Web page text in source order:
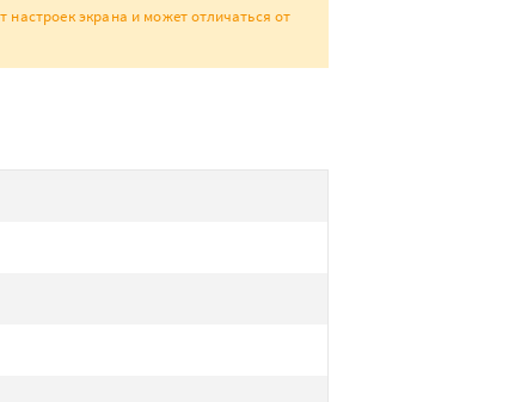
экрана и может отличаться от